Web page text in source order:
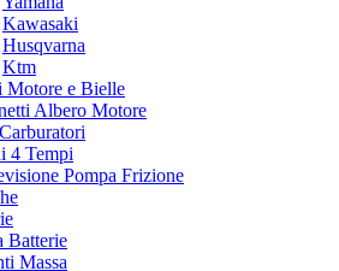
Kawasaki
Husqvarna
Ktm
Motore e Bielle
Albero Motore
4 Tempi
Pompa Frizione
Batterie
Massa